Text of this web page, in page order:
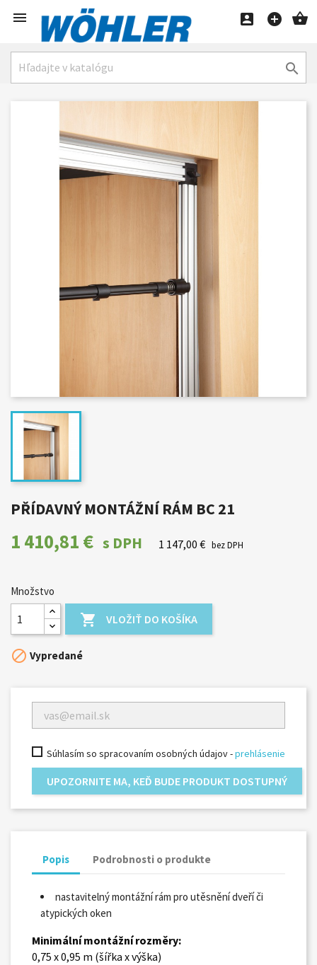
 
 

PŘÍDAVNÝ MONTÁŽNÍ RÁM BC 21
1 410,81 € s DPH 1 147,00 € bez DPH
Množstvo
 VLOŽIŤ DO KOŠÍKA
 Vypredané
Súhlasím so spracovaním osobných údajov -prehlásenie
UPOZORNITE MA, KEĎ BUDE PRODUKT DOSTUPNÝ
Popis Podrobnosti o produkte
nastavitelný montážní rám pro utěsnění dveří či
atypických oken
Minimální montážní rozměry:
0,75 x 0,95 m (šířka x výška)